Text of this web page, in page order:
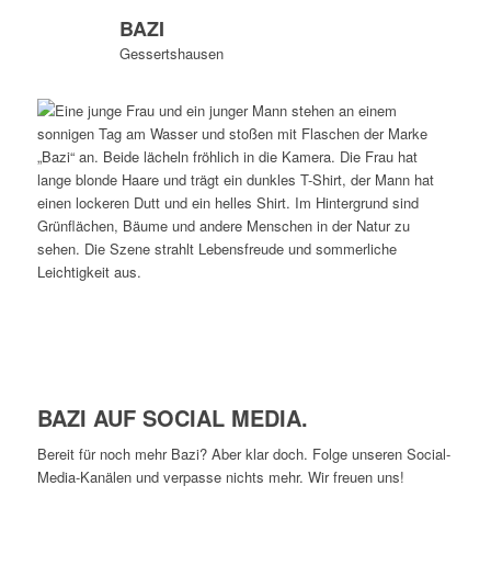
BAZI
Gessertshausen
BAZI AUF SOCIAL MEDIA.
Bereit für noch mehr Bazi? Aber klar doch. Folge unseren Social-
Media-Kanälen und verpasse nichts mehr. Wir freuen uns!